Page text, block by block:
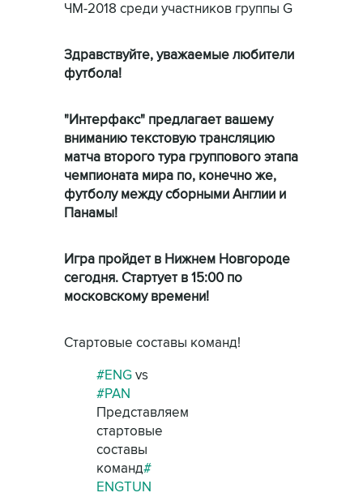
ЧМ-2018 среди участников группы G
Здравствуйте, уважаемые любители
футбола!
"Интерфакс" предлагает вашему
вниманию текстовую трансляцию
матча второго тура группового этапа
чемпионата мира по, конечно же,
футболу между сборными Англии и
Панамы!
Игра пройдет в Нижнем Новгороде
сегодня. Стартует в 15:00 по
московскому времени!
Стартовые составы команд!
#ENG vs
#PAN
Представляем
стартовые
составы
команд#
ENGTUN